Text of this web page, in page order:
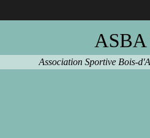
Association Sportive Bois-